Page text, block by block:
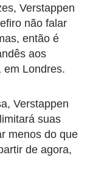
Verstappen
não falar
então é
aos
em Londres.
Verstappen
suas
menos do que
de agora,